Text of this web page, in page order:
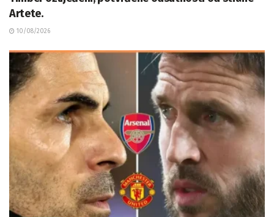
Artete.
10/08/2026